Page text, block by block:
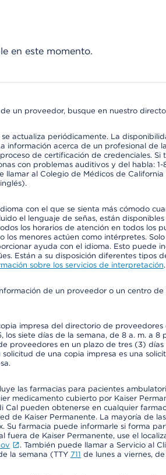
en este momento.
un proveedor, busque en nuestro
actualiza periódicamente. La
información acerca de un profesional de
de certificación de credenciales. Si
con problemas auditivos y del habla:
llamar al Colegio de Médicos de
con el que se sienta más cómodo
el lenguaje de señas, están
los horarios de atención en todos los
los menores actúen como intérpretes.
ayuda con el idioma. Esto puede
Están a su disposición diferentes tipos
sobre los servicios de interpretación.
de un proveedor o un centro de
impresa del directorio de proveedores
los siete días de la semana, de 8 a. m. a 8
proveedores en un plazo de tres (3) días
de una copia impresa es una
las farmacias para pacientes
medicamento cubierto por Kaiser
Cal pueden obtenerse en cualquier
de Kaiser Permanente. La mayoría de
Su farmacia puede informarle si forma
fuera de Kaiser Permanente, use el
. También puede llamar a Servicio al
la semana (TTY 711 de lunes a viernes,